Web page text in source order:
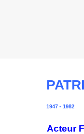
1947 - 1982
Acteur